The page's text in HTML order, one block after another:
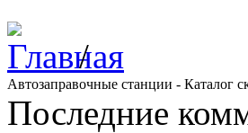
/
Автозаправочные станции - Каталог
Последние